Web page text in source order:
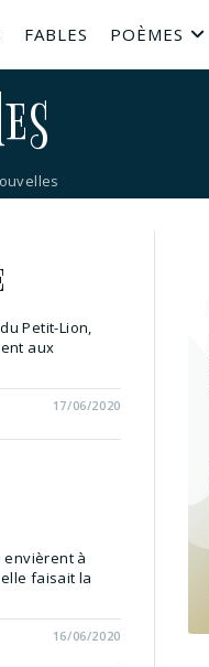
FABLES POÈMES
Petit-Lion,
aux
17/06/2020
envièrent à
faisait la
16/06/2020